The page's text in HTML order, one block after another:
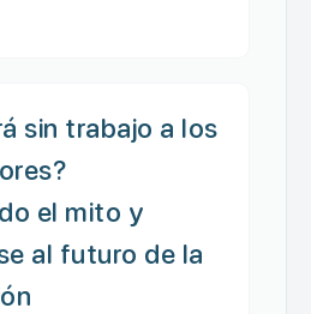
sin trabajo a los
el mito y
al futuro de la